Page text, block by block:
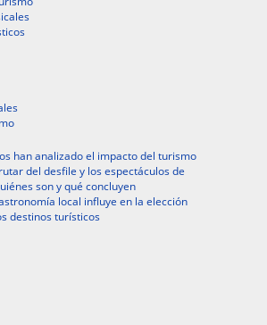
han analizado el impacto del turismo
del desfile y los espectáculos de
son y qué concluyen
local influye en la elección
destinos turísticos